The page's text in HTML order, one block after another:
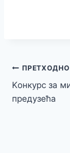
Кретање
чланка
ПРЕТХОДНО
Kонкурс за
предузећа